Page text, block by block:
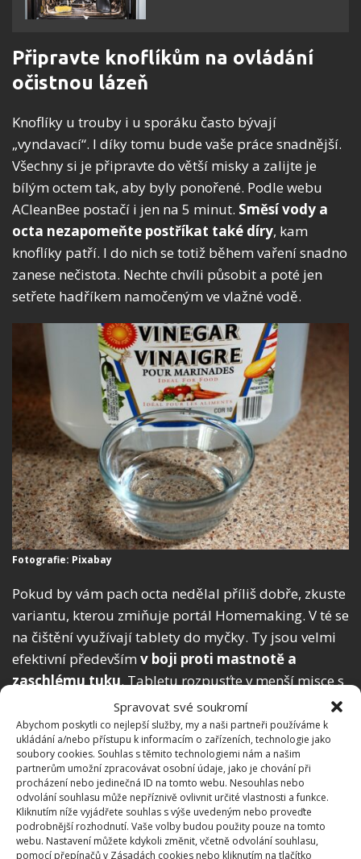
Spravovat své soukromí
Abychom poskytli co nejlepší služby, my a naši partneři používáme k
ukládání a/nebo přístupu k informacím o zařízeních, technologie jako
soubory cookies. Souhlas s těmito technologiemi nám a našim
partnerům umožní zpracovávat osobní údaje, jako je chování při
procházení nebo jedinečná ID na tomto webu. Nesouhlas nebo
odvolání souhlasu může nepříznivě ovlivnit určité vlastnosti a funkce.
Kliknutím níže vyjádřete souhlas s výše uvedeným nebo proveďte
podrobnější rozhodnutí. Vaše volby budou použity pouze na tomto
webu. Nastavení můžete kdykoli změnit, včetně odvolání souhlasu,
pomocí přepínačů v Zásadách cookies nebo kliknutím na tlačítko
Připravte knoflíkům na ovládání
očistnou lázeň
Knoflíky u trouby i u sporáku často bývají
„vyndavací“. I díky tomu bude vaše práce snadnější.
Všechny si je připravte do větší misky a zalijte je
bílým octem tak, aby byly ponořené. Podle webu
ACleanBee postačí i jen na 5 minut. Směsí vody a
octa nezapomeňte postříkat také díry, kam
knoflíky patří. I do nich se totiž během vaření snadno
zanese nečistota. Nechte chvíli působit a poté jen
setřete hadříkem namočeným ve vlažné vodě.
Fotografie: Pixabay
Pokud by vám pach octa nedělal příliš dobře, zkuste
variantu, kterou zmiňuje portál Homemaking. V té se
na čištění využívají tablety do myčky. Ty jsou velmi
efektivní především v boji proti mastnotě a
zaschlému tuku. Tabletu rozpusťte v menší misce s
vodou a opět do ní ponořte knoflíky, ponechejte
zhruba 15 minut, poté dočistěte houbičkou,
opláchněte a osušte. Knoflíky budou jako nové.
Zdroje:ACleanBee,Homemaking